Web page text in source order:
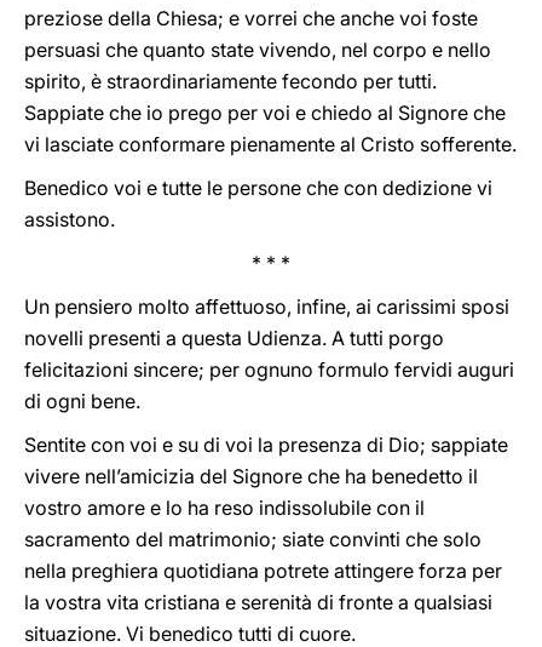
preziose della Chiesa; e vorrei che anche voi foste
persuasi che quanto state vivendo, nel corpo e nello
spirito, è straordinariamente fecondo per tutti.
Sappiate che io prego per voi e chiedo al Signore che
vi lasciate conformare pienamente al Cristo sofferente.
Benedico voi e tutte le persone che con dedizione vi
assistono.
* * *
Un pensiero molto affettuoso, infine, ai carissimi sposi
novelli presenti a questa Udienza. A tutti porgo
felicitazioni sincere; per ognuno formulo fervidi auguri
di ogni bene.
Sentite con voi e su di voi la presenza di Dio; sappiate
vivere nell’amicizia del Signore che ha benedetto il
vostro amore e lo ha reso indissolubile con il
sacramento del matrimonio; siate convinti che solo
nella preghiera quotidiana potrete attingere forza per
la vostra vita cristiana e serenità di fronte a qualsiasi
situazione. Vi benedico tutti di cuore.